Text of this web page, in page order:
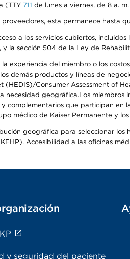
(TTY 711 de lunes a viernes, de 8 a.
esta permanece hasta
a los servicios cubiertos,
la sección 504 de la Ley de
experiencia del miembro o los
demás productos y líneas de
Consumer Assessment of
geográfica.Los miembros
complementarios que participan
médico de Kaiser Permanente y
geográfica para seleccionar
Accesibilidad a las oficinas
y seguridad del paciente